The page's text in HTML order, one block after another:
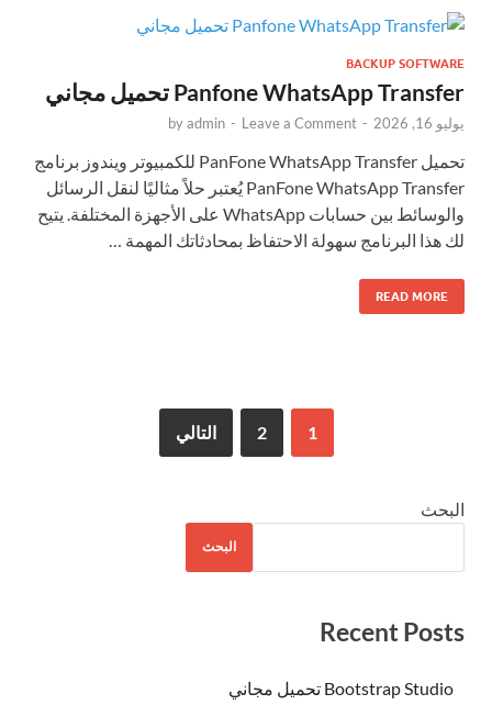
BACKUP SOFTWARE
Panfone WhatsApp Transfer تحميل مجاني
يوليو 16, 2026 -
byadmin - Leave a Comment
تحميل PanFone WhatsApp Transfer للكمبيوتر ويندوز برنامج
PanFone WhatsApp Transfer يُعتبر حلاً مثاليًا لنقل الرسائل
والوسائط بين حسابات WhatsApp على الأجهزة المختلفة. يتيح
لك هذا البرنامج سهولة الاحتفاظ بمحادثاتك المهمة …
READ MORE
1
2 التالي
البحث
البحث
Recent Posts
Bootstrap Studio تحميل مجاني